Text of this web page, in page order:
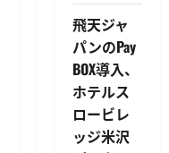
飛天ジャ
パンのPay
BOX導入、
ホテルス
ロービレ
ッジ米沢